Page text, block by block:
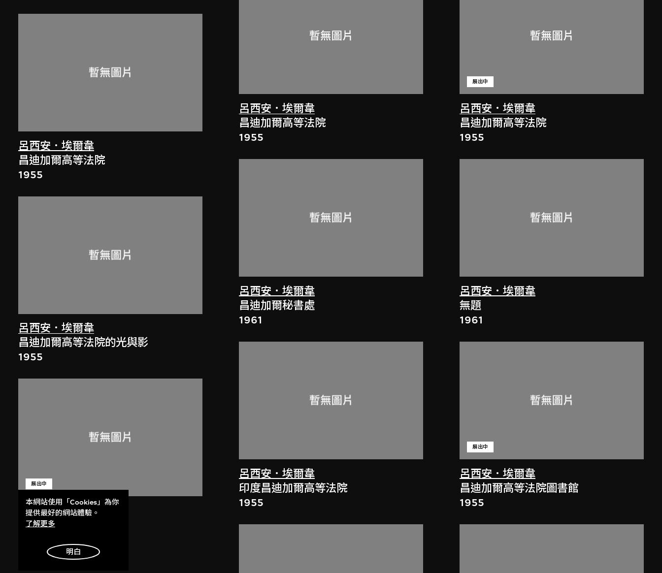
呂西安．埃爾韋
昌迪加爾高等法院
1955
呂西安．埃爾韋
昌迪加爾高等法院的光與影
1955
呂西安．埃爾韋
展出中
印度昌迪加爾高等法院
呂西安．埃爾韋
昌迪加爾高等法院
1955
呂西安．埃爾韋
昌迪加爾秘書處
1961
呂西安．埃爾韋
印度昌迪加爾高等法院
1955
呂西安．埃爾韋
展出中
昌迪加爾高等法院
1955
呂西安．埃爾韋
無題
1961
呂西安．埃爾韋
展出中
昌迪加爾高等法院圖書館
1955
本網站使用「Cookies」為你
提供最好的網站體驗。
了解更多
明白